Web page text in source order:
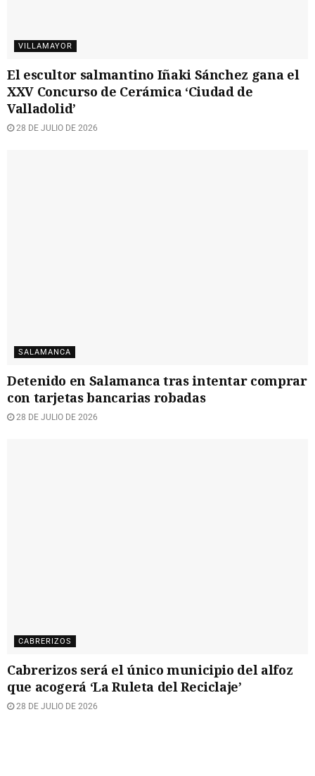
VILLAMAYOR
El escultor salmantino Iñaki Sánchez gana el
XXV Concurso de Cerámica ‘Ciudad de
Valladolid’
28 DE JULIO DE 2026
SALAMANCA
Detenido en Salamanca tras intentar comprar
con tarjetas bancarias robadas
28 DE JULIO DE 2026
CABRERIZOS
Cabrerizos será el único municipio del alfoz
que acogerá ‘La Ruleta del Reciclaje’
28 DE JULIO DE 2026